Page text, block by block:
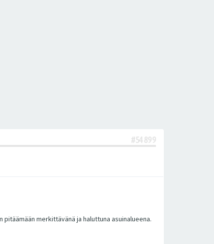
#54899
merkittävänä ja haluttuna asuinalueena.